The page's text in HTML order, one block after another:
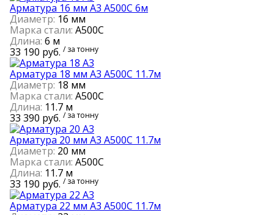
Арматура 16 мм А3 А500С 6м
Диаметр: 16 мм
Марка стали: А500С
Длина: 6 м
33 190 руб. / за тонну
Арматура 18 мм А3 А500С 11.7м
Диаметр: 18 мм
Марка стали: А500С
Длина: 11.7 м
33 390 руб. / за тонну
Арматура 20 мм А3 А500С 11.7м
Диаметр: 20 мм
Марка стали: А500С
Длина: 11.7 м
33 190 руб. / за тонну
Арматура 22 мм А3 А500С 11.7м